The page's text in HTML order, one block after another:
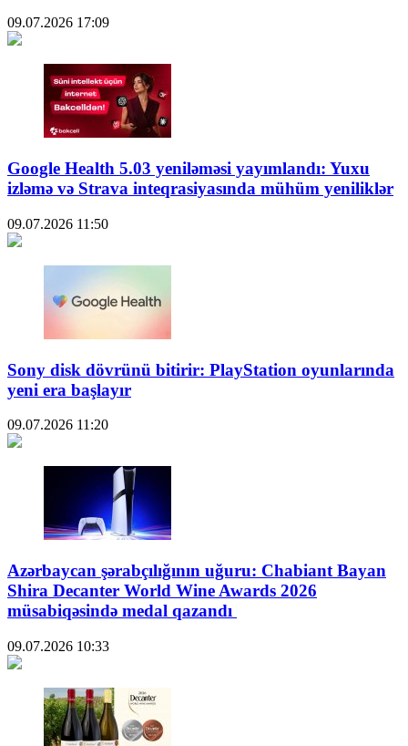
09.07.2026 17:09
Google Health 5.03 yeniləməsi yayımlandı: Yuxu
izləmə və Strava inteqrasiyasında mühüm yeniliklər
09.07.2026 11:50
Sony disk dövrünü bitirir: PlayStation oyunlarında
yeni era başlayır
09.07.2026 11:20
Azərbaycan şərabçılığının uğuru: Chabiant Bayan
Shira Decanter World Wine Awards 2026
müsabiqəsində medal qazandı
09.07.2026 10:33